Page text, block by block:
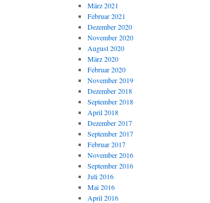
März 2021
Februar 2021
Dezember 2020
November 2020
August 2020
März 2020
Februar 2020
November 2019
Dezember 2018
September 2018
April 2018
Dezember 2017
September 2017
Februar 2017
November 2016
September 2016
Juli 2016
Mai 2016
April 2016